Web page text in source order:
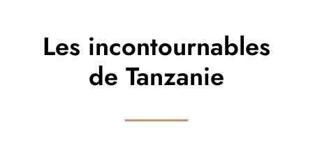
Les incontournables
de Tanzanie